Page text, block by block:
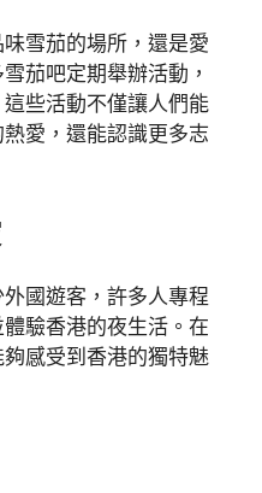
雪茄的場所，還是愛
茄吧定期舉辦活動，
些活動不僅讓人們能
愛，還能認識更多志
國遊客，許多人專程
驗香港的夜生活。在
感受到香港的獨特魅